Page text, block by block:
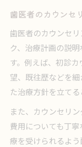
歯医者のカウンセ
歯医者のカウンセ
ク、治療計画の説
す。例えば、初診
望、既往歴などを
た治療方針を立てる
また、カウンセリ
費用についても丁
療を受けられるよ